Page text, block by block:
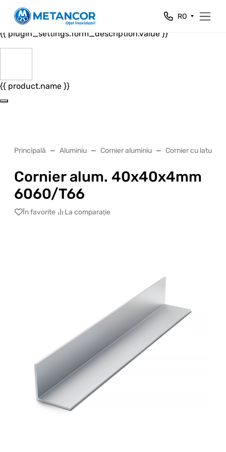
Close
{{ plugin_settings.form_header.value }}
{{ plugin_settings.form_description.value }}
{{ product.name }}
RO
Principală Aluminiu Cornier aluminiu Cornier cu laturi
Cornier alum. 40x40x4mm
6060/T66
În favorite La comparație